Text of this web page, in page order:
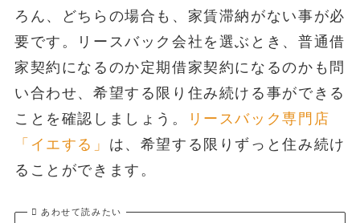
ろん、どちらの場合も、家賃滞納がない事が必
要です。リースバック会社を選ぶとき、普通借
家契約になるのか定期借家契約になるのかも問
い合わせ、希望する限り住み続ける事ができる
ことを確認しましょう。
リースバック専門店
「イエする」 は、希望する限りずっと住み続け
ることができます。
あわせて読みたい